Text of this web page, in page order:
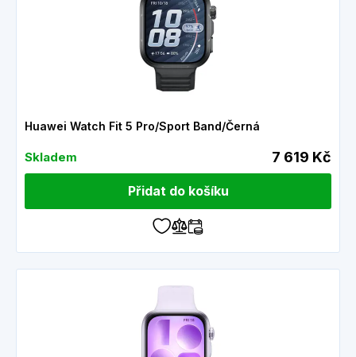
Huawei Watch Fit 5 Pro/Sport Band/Černá
Skladem 7 619 Kč
Přidat do košíku